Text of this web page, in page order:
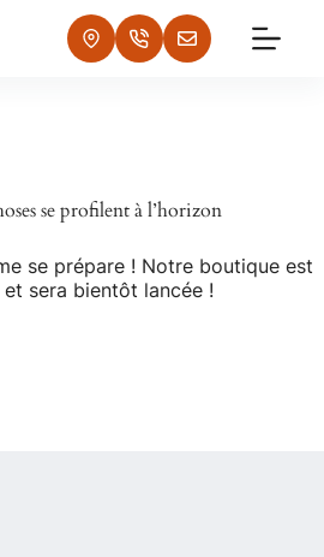
se profilent à l’horizon
se prépare ! Notre boutique est
sera bientôt lancée !